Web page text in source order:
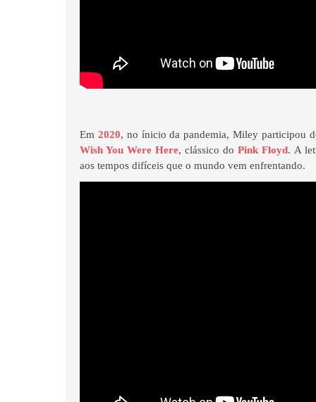
Em 2020, no ínicio da pandemia, Miley participou
Wish You Were Here, clássico doPink Floyd. A
aos tempos difíceis que o mundo vem enfrentando.